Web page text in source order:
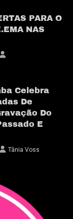
PARA O
NAS
Celebra
De
Do
E
Tânia Voss